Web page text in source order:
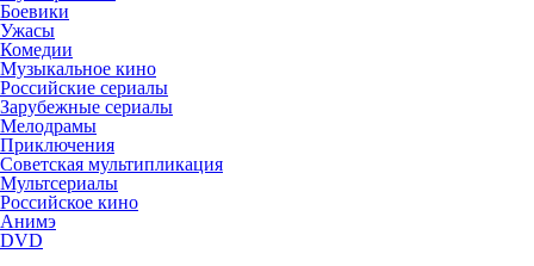
Боевики
Ужасы
Комедии
Музыкальное кино
Российские сериалы
Зарубежные сериалы
Мелодрамы
Приключения
Советская мультипликация
Мультсериалы
Российское кино
Анимэ
DVD